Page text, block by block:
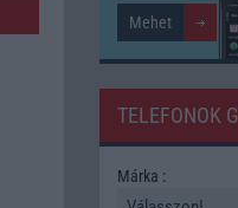
TELEFONOK
Márka :